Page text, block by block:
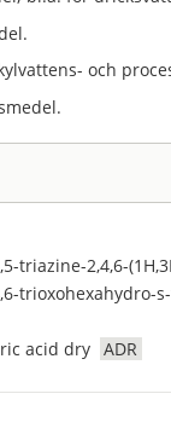
och
triazine-2,4,6-
trioxohexahydro-
acid dry ADR